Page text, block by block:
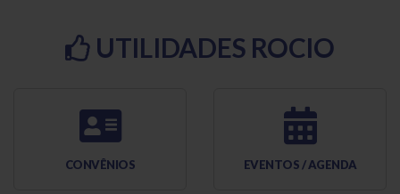
UTILIDADES ROCIO
CONVÊNIOS EVENTOS / AGENDA